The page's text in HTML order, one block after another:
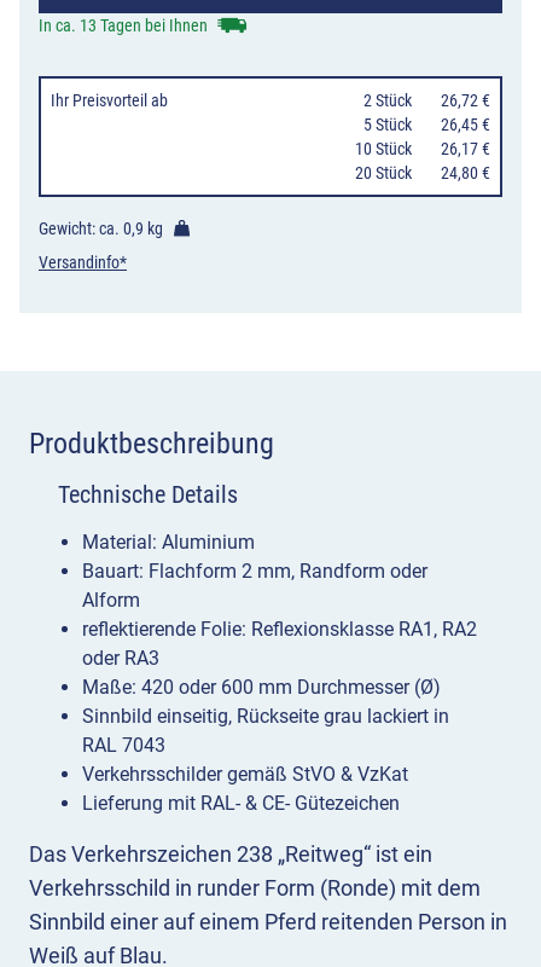
In ca. 13 Tagen bei Ihnen
Ihr Preisvorteil ab 2 Stück
26,72 €
5 Stück
26,45 €
10 Stück
26,17 €
20 Stück
24,80 €
Gewicht: ca. 0,9 kg
Versandinfo*
Produktbeschreibung
Das Verkehrszeichen 238 „Reitweg“ ist ein
Verkehrsschild in runder Form (Ronde) mit dem
Sinnbild einer auf einem Pferd reitenden Person in
Weiß auf Blau.
Technische Details
Material: Aluminium
Bauart: Flachform 2 mm, Randform oder
Alform
reflektierende Folie: Reflexionsklasse RA1, RA2
oder RA3
Maße: 420 oder 600 mm Durchmesser (Ø)
Sinnbild einseitig, Rückseite grau lackiert in
RAL 7043
Verkehrsschilder gemäß StVO & VzKat
Lieferung mit RAL- & CE- Gütezeichen